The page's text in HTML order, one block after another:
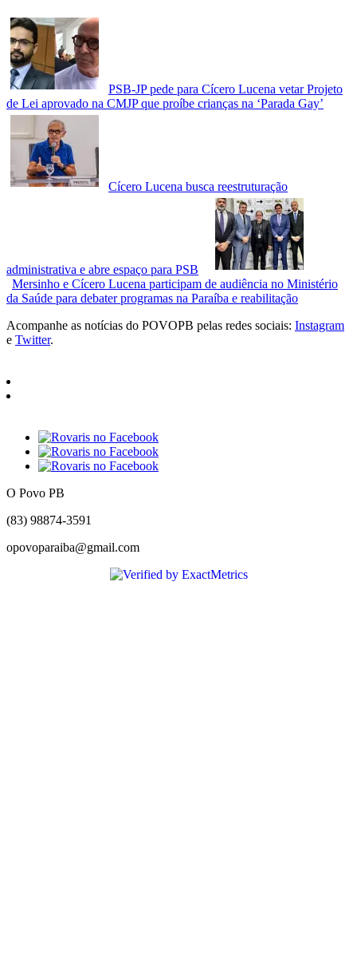
PSB-JP pede para Cícero Lucena vetar Projeto
de Lei aprovado na CMJP que proíbe crianças na ‘Parada Gay’
Cícero Lucena busca reestruturação
administrativa e abre espaço para PSB
Mersinho e Cícero Lucena participam de audiência no Ministério
da Saúde para debater programas na Paraíba e reabilitação
Acompanhe as notícias do POVOPB pelas redes sociais: Instagram
e Twitter.
O Povo PB
(83) 98874-3591
opovoparaiba@gmail.com